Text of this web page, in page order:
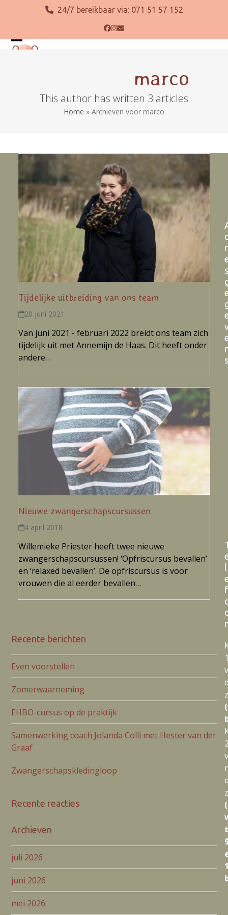
24/7 bereikbaar via: 071 51 57 152
Facebook
Instagram
E-
mail
Open
Close
marco
This author has written 3 articles
Home » Archieven voor marco
Tijdelijke uitbreiding van ons team
20 juni 2021
Van juni 2021 - februari 2022 breidt ons team zich
tijdelijk uit met Annemijn de Haas. Dit heeft onder
andere…
Nieuwe zwangerschapscursussen
4 april 2018
Willemieke Priester heeft twee nieuwe
zwangerschapscursussen! ‘Opfriscursus bevallen’
en ‘relaxed bevallen’. De opfriscursus is voor
vrouwen die al eerder bevallen…
Recente berichten
Even voorstellen
Zomerwaarneming
EHBO-cursus op de praktijk
Samenwerking coach Jolanda Colli met Hester van der
Graaf
Zwangerschapskledingloop
Recente reacties
Archieven
juli 2026
juni 2026
mei 2026
r
s
s
l
f